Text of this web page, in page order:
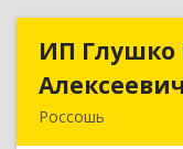
ИП
Алексеевич
Россошь